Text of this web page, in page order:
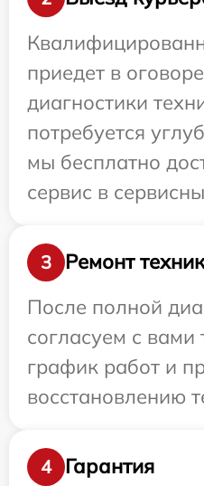
приедет в
диагностики
потребуется
мы бесплатно
сервис в
3
Ремонт
После полной
согласуем с вами
график работ и
восстановлению
4
Гарантия